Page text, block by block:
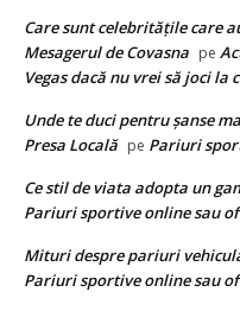
Care sunt celebritățile care
Mesagerul de Covasna pe
Vegas dacă nu vrei să joci la
Unde te duci pentru șanse
Presa Locală pe Pariuri
Ce stil de viata adopta un
Pariuri sportive online sau
Mituri despre pariuri
Pariuri sportive online sau